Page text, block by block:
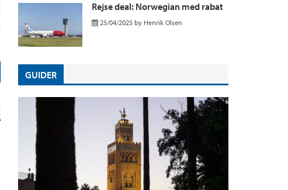
Rejse deal: Norwegian med rabat
25/04/2025 by Henrik Olsen
GUIDER